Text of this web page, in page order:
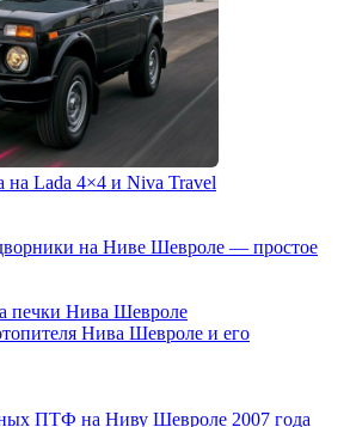
на Lada 4×4 и Niva Travel
на Ниве Шевроле — простое
Нива Шевроле и его
ПТФ на Ниву Шевроле 2007 года